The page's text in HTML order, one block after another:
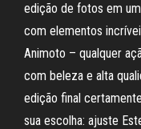
edição de fotos em
com elementos
Animoto – qualquer
com beleza e alta
edição final
sua escolha: ajuste